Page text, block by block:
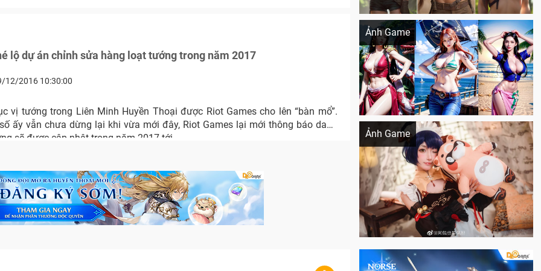
lộ dự án chỉnh sửa hàng loạt tướng trong năm 2017
12/2016 10:30:00
vị tướng trong Liên Minh Huyền Thoại được Riot Games cho lên “bàn mổ”.
ấy vẫn chưa dừng lại khi vừa mới đây, Riot Games lại mới thông báo danh
sẽ được cập nhật trong năm 2017 tới.
Ảnh Game
Khi AI Cosplay gái đẹp One Piece
Ảnh Game
Cosplay Xiangling siêu cute